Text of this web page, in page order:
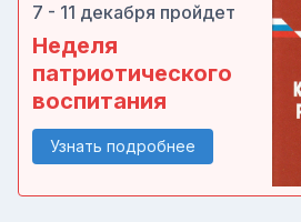
7 - 11 декабря пройдет
Неделя
патриотического
воспитания
Узнать подробнее